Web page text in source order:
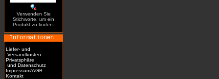
Verwenden Sie
Stichworte, um ein
Produkt zu finden.
Informationen
Liefer- und
Versandkosten
Privatsphäre
und Datenschutz
Impressum/AGB
Kontakt